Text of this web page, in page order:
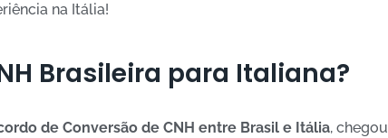
na Itália!
Brasileira para Italiana?
de Conversão de CNH entre Brasil e Itália, chegou